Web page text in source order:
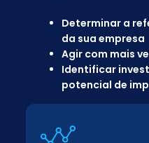
Determinar a
da sua empresa
Agir com mais
Identificar
potencial de